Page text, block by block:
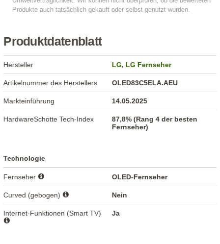
Produktdatenblatt
Hersteller LG,LG Fernseher
Artikelnummer des Herstellers OLED83C5ELA.AEU
Markteinführung 14.05.2025
HardwareSchotte Tech-Index
87,8% (Rang 4 der besten
Fernseher)
Technologie
Fernseher OLED-Fernseher
Curved (gebogen) Nein
Internet-Funktionen (Smart TV) Ja